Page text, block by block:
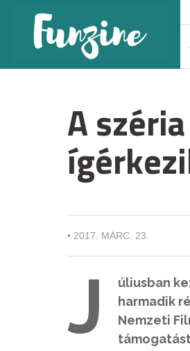
A
• 2017. MÁRC. 23.
J
úliusban
harmadik
Nemzeti